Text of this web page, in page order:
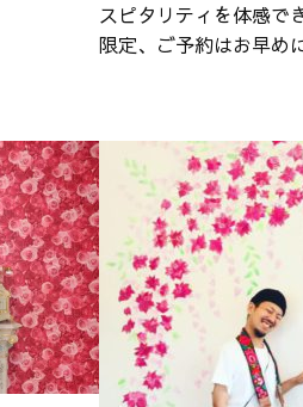
スピタリティを体感
限定、ご予約はお早め